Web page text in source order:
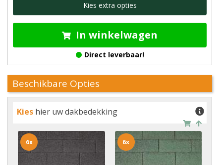
Kies extra opties
In winkelwagen
Direct leverbaar!
Beschikbare Opties
Kies hier uw dakbedekking
6x 6x